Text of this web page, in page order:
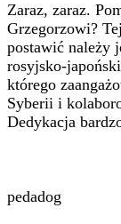
Zaraz, zaraz.
Grzegorzowi?
postawić należy
rosyjsko-
którego
Syberii i
Dedykacja
pedadog